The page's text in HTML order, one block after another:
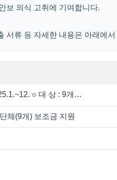
보 의식 고취에 기여합니다.
서류 등 자세한 내용은 아래에
○ 대 상 : 9개…
체(9개) 보조금 지원